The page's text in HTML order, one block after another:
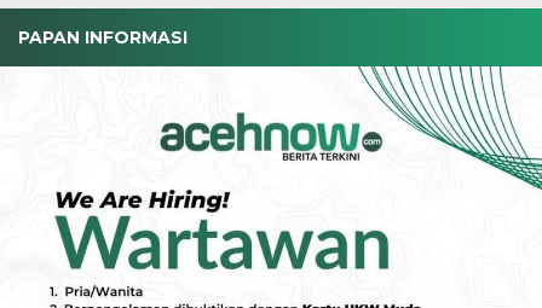
PAPAN INFORMASI